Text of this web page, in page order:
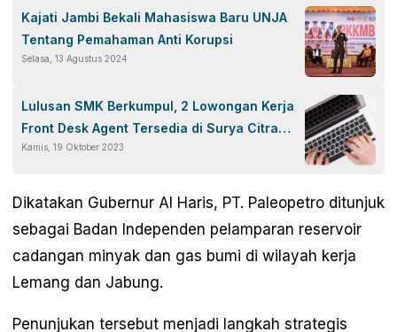
Kajati Jambi Bekali Mahasiswa Baru UNJA
Tentang Pemahaman Anti Korupsi
Selasa, 13 Agustus 2024
Lulusan SMK Berkumpul, 2 Lowongan Kerja
Front Desk Agent Tersedia di Surya Citra
Abadi Mandiri Padang
Kamis, 19 Oktober 2023
Dikatakan Gubernur Al Haris, PT. Paleopetro ditunjuk
sebagai Badan Independen pelamparan reservoir
cadangan minyak dan gas bumi di wilayah kerja
Lemang dan Jabung.
Penunjukan tersebut menjadi langkah strategis